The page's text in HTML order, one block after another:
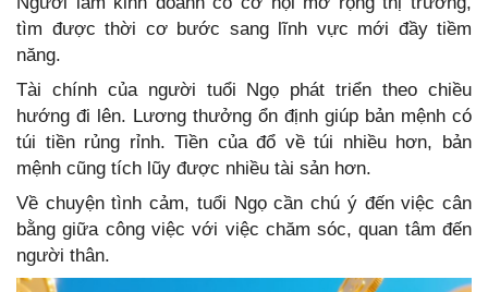
tìm được thời cơ bước sang lĩnh vực mới đầy tiềm
năng.
Tài chính của người tuổi Ngọ phát triển theo chiều
hướng đi lên. Lương thưởng ổn định giúp bản mệnh có
túi tiền rủng rỉnh. Tiền của đổ về túi nhiều hơn, bản
mệnh cũng tích lũy được nhiều tài sản hơn.
Về chuyện tình cảm, tuổi Ngọ cần chú ý đến việc cân
bằng giữa công việc với việc chăm sóc, quan tâm đến
người thân.